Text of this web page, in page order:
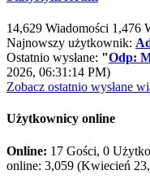
14,629 Wiadomości
Najnowszy użytkownik:
Ostatnio wysłane: "Odp:
2026, 06:31:14 PM)
Zobacz ostatnio wysłane
Użytkownicy online
Online: 17 Gości, 0
online: 3,059 (Kwiecień